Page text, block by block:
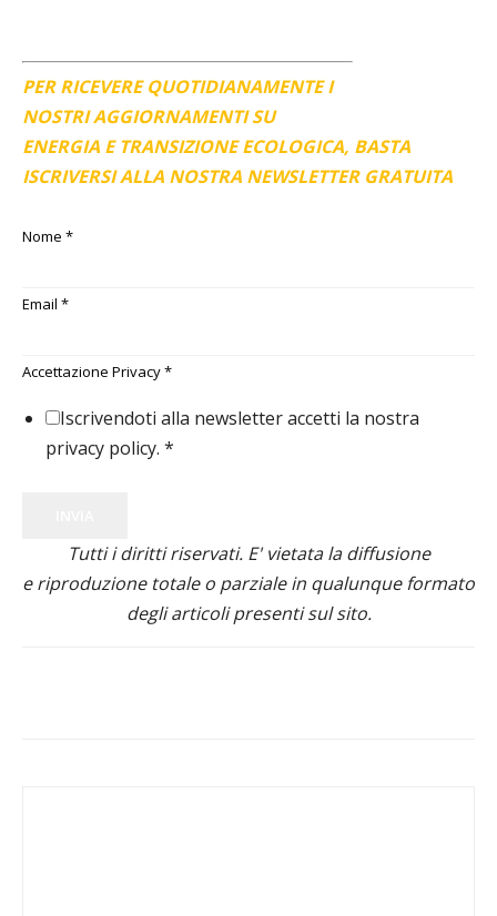
PER RICEVERE QUOTIDIANAMENTE I
NOSTRI AGGIORNAMENTI SU
ENERGIA E TRANSIZIONE ECOLOGICA, BASTA
ISCRIVERSI ALLA NOSTRA NEWSLETTER GRATUITA
Nome *
Email *
Accettazione Privacy*
Iscrivendoti alla newsletter accetti la nostra
privacy policy. *
Tutti i diritti riservati. E' vietata la diffusione
e riproduzione totale o parziale in qualunque formato
degli articoli presenti sul sito.